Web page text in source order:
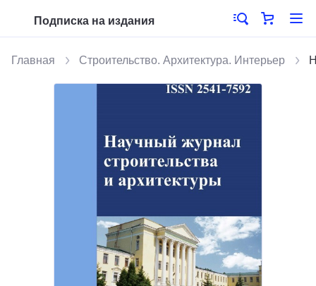
Подписка на издания
Главная Строительство. Архитектура. Интерьер